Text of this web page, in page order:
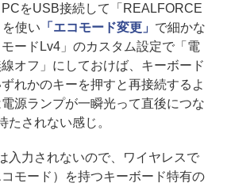
をUSB接続して「REALFORCE
使い 「エコモード変更」 で細かな
ードLv4」のカスタム設定で「電
オフ」にしておけば、キーボード
れかのキーを押すと再接続するよ
源ランプが一瞬光って直後につな
たされない感じ。
入力されないので、ワイヤレスで
モード）を持つキーボード特有の